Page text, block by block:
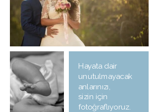
Hayata dair
unutulmayacak
anlarınızı,
sizin için
fotoğraflıyoruz.